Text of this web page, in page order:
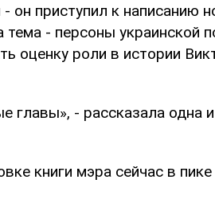
он приступил к написанию
тема - персоны украинской
оценку роли в истории
главы», - рассказала одна
книги мэра сейчас в пике